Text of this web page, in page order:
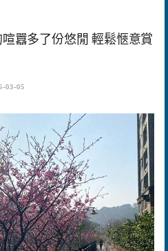
囂多了份悠閒 輕鬆愜意賞
03-05